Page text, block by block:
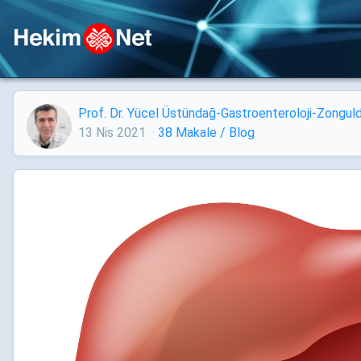
Prof. Dr. Yücel Üstündağ-Gastroenteroloji-
13 Nis 2021 · 38 Makale / Blog